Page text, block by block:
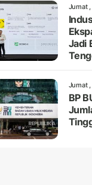
Jumat
Jadi
Jumat
BP